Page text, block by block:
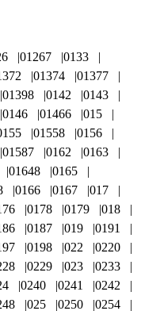
01267
0133
01374
01377
01398 0142
0143
0146 01466
015
01558
0156
01587 0162
0163
01648
0165
0166 0167
017
0178 0179
018
0187 019
0191
0198 022
0220
0229 023
0233
0240 0241
0242
025 0250 0254